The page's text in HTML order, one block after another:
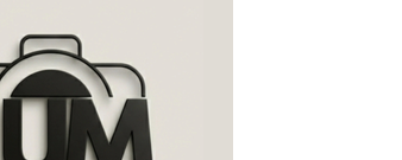
Genel
İletişim